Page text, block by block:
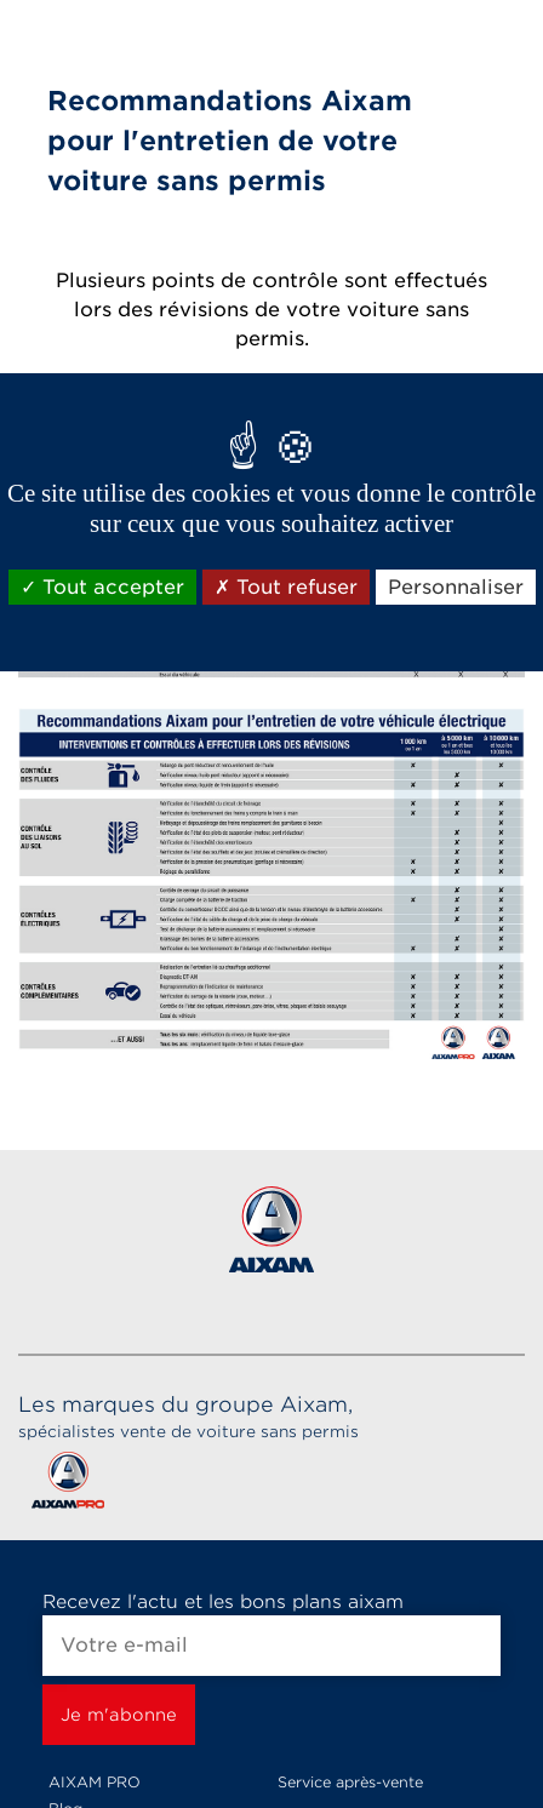
Recommandations Aixam
pour l'entretien de votre
voiture sans permis
Plusieurs points de contrôle sont effectués
lors des révisions de votre voiture sans
permis.
Les marques du groupe Aixam,
spécialistes vente de voiture sans permis
Recevez l'actu et les bons plans aixam
AIXAM PRO
Service après-vente
Ce site utilise des cookies et vous donne le contrôle
sur ceux que vous souhaitez activer
Tout accepter Tout refuser Personnaliser